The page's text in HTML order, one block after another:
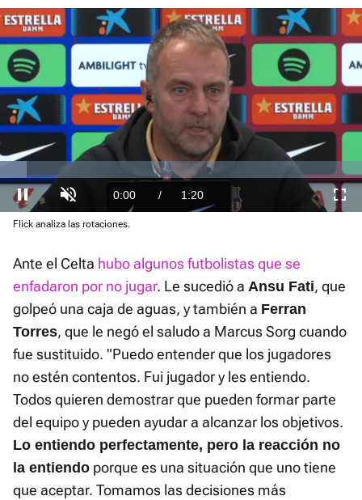
Current
Time
0:00
Loaded
El sonido está silenciado, puedes
activarlo desde la barra de control
Flick analiza las rotaciones.
Ante el Celta hubo algunos futbolistas que se
enfadaron por no jugar. Le sucedió a Ansu Fati, que
golpeó una caja de aguas, y también a Ferran
Torres, que le negó el saludo a Marcus Sorg cuando
fue sustituido. "Puedo entender que los jugadores
no estén contentos. Fui jugador y les entiendo.
Todos quieren demostrar que pueden formar parte
del equipo y pueden ayudar a alcanzar los objetivos.
Lo entiendo perfectamente, pero la reacción no
la entiendo porque es una situación que uno tiene
que aceptar. Tomamos las decisiones más